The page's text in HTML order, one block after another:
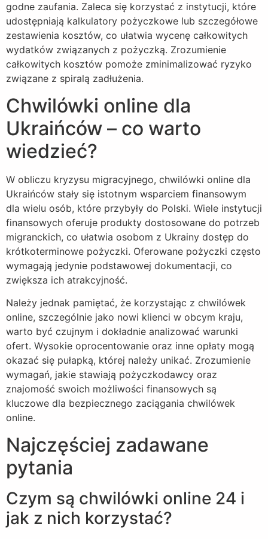
godne zaufania. Zaleca się korzystać z instytucji, które
udostępniają kalkulatory pożyczkowe lub szczegółowe
zestawienia kosztów, co ułatwia wycenę całkowitych
wydatków związanych z pożyczką. Zrozumienie
całkowitych kosztów pomoże zminimalizować ryzyko
związane z spiralą zadłużenia.
Chwilówki online dla
Ukraińców – co warto
wiedzieć?
W obliczu kryzysu migracyjnego, chwilówki online dla
Ukraińców stały się istotnym wsparciem finansowym
dla wielu osób, które przybyły do Polski. Wiele instytucji
finansowych oferuje produkty dostosowane do potrzeb
migranckich, co ułatwia osobom z Ukrainy dostęp do
krótkoterminowe pożyczki. Oferowane pożyczki często
wymagają jedynie podstawowej dokumentacji, co
zwiększa ich atrakcyjność.
Należy jednak pamiętać, że korzystając z chwilówek
online, szczególnie jako nowi klienci w obcym kraju,
warto być czujnym i dokładnie analizować warunki
ofert. Wysokie oprocentowanie oraz inne opłaty mogą
okazać się pułapką, której należy unikać. Zrozumienie
wymagań, jakie stawiają pożyczkodawcy oraz
znajomość swoich możliwości finansowych są
kluczowe dla bezpiecznego zaciągania chwilówek
online.
Najczęściej zadawane
pytania
Czym są chwilówki online 24 i
jak z nich korzystać?